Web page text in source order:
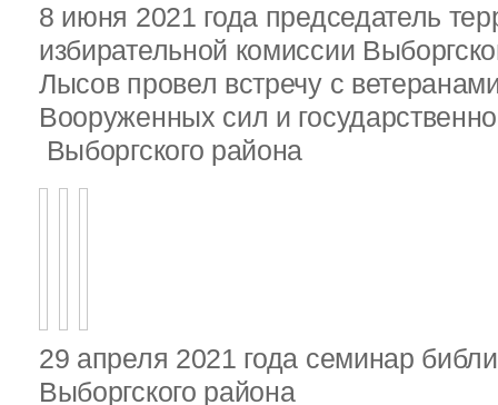
8 июня 2021 года председатель
избирательной комиссии
Лысов провел встречу с
Вооруженных сил и
Выборгского района
29 апреля 2021 года семинар
Выборгского района